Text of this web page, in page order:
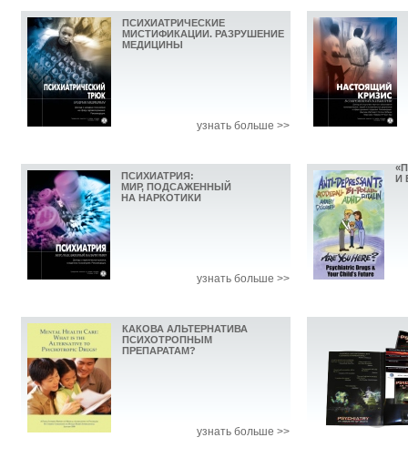
ПСИХИАТРИЧЕСКИЕ
МИСТИФИКАЦИИ. РАЗРУШЕНИЕ
МЕДИЦИНЫ
узнать больше >>
ПСИХИАТРИЯ:
МИР, ПОДСАЖЕННЫЙ
НА НАРКОТИКИ
узнать больше >>
И
КАКОВА АЛЬТЕРНАТИВА
ПСИХОТРОПНЫМ
ПРЕПАРАТАМ?
узнать больше >>